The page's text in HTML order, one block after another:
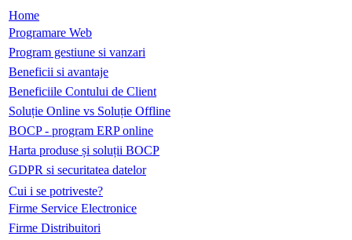
Home
Programare Web
Program gestiune si vanzari
Beneficii si avantaje
Beneficiile Contului de Client
Soluție Online vs Soluție Offline
BOCP - program ERP online
Harta produse și soluții BOCP
GDPR si securitatea datelor
Cui i se potriveste?
Firme Service Electronice
Firme Distribuitori